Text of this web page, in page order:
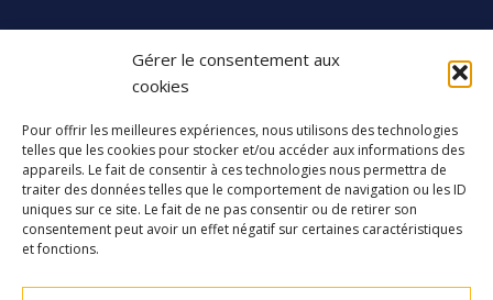
Gérer le consentement aux
cookies
Pour offrir les meilleures expériences, nous utilisons des technologies
telles que les cookies pour stocker et/ou accéder aux informations des
appareils. Le fait de consentir à ces technologies nous permettra de
traiter des données telles que le comportement de navigation ou les ID
uniques sur ce site. Le fait de ne pas consentir ou de retirer son
consentement peut avoir un effet négatif sur certaines caractéristiques
et fonctions.
LES ATELIERS DES ARTS
32 Rue 86E Régiment d'Infanterie
43000 Le Puy-en-Velay
04 71 04 37 35
ateliersdesarts@lepuyenvelay.fr